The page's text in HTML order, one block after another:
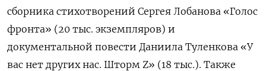
сборника стихотворений Сергея Лобанова «Голос
фронта» (20 тыс. экземпляров) и
документальной повести Даниила Туленкова «У
вас нет других нас. Шторм Z» (18 тыс.). Также